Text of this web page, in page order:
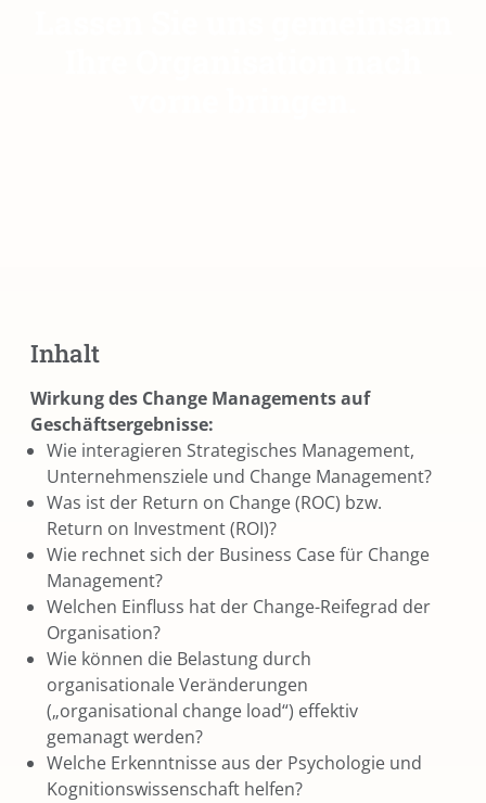
Inhalt
Wirkung des Change Managements auf
Geschäftsergebnisse:
Wie interagieren Strategisches Management,
Unternehmensziele und Change Management?
Was ist der Return on Change (ROC) bzw.
Return on Investment (ROI)?
Wie rechnet sich der Business Case für Change
Management?
Welchen Einfluss hat der Change-Reifegrad der
Organisation?
Wie können die Belastung durch
organisationale Veränderungen
(„organisational change load“) effektiv
gemanagt werden?
Welche Erkenntnisse aus der Psychologie und
Kognitionswissenschaft helfen?